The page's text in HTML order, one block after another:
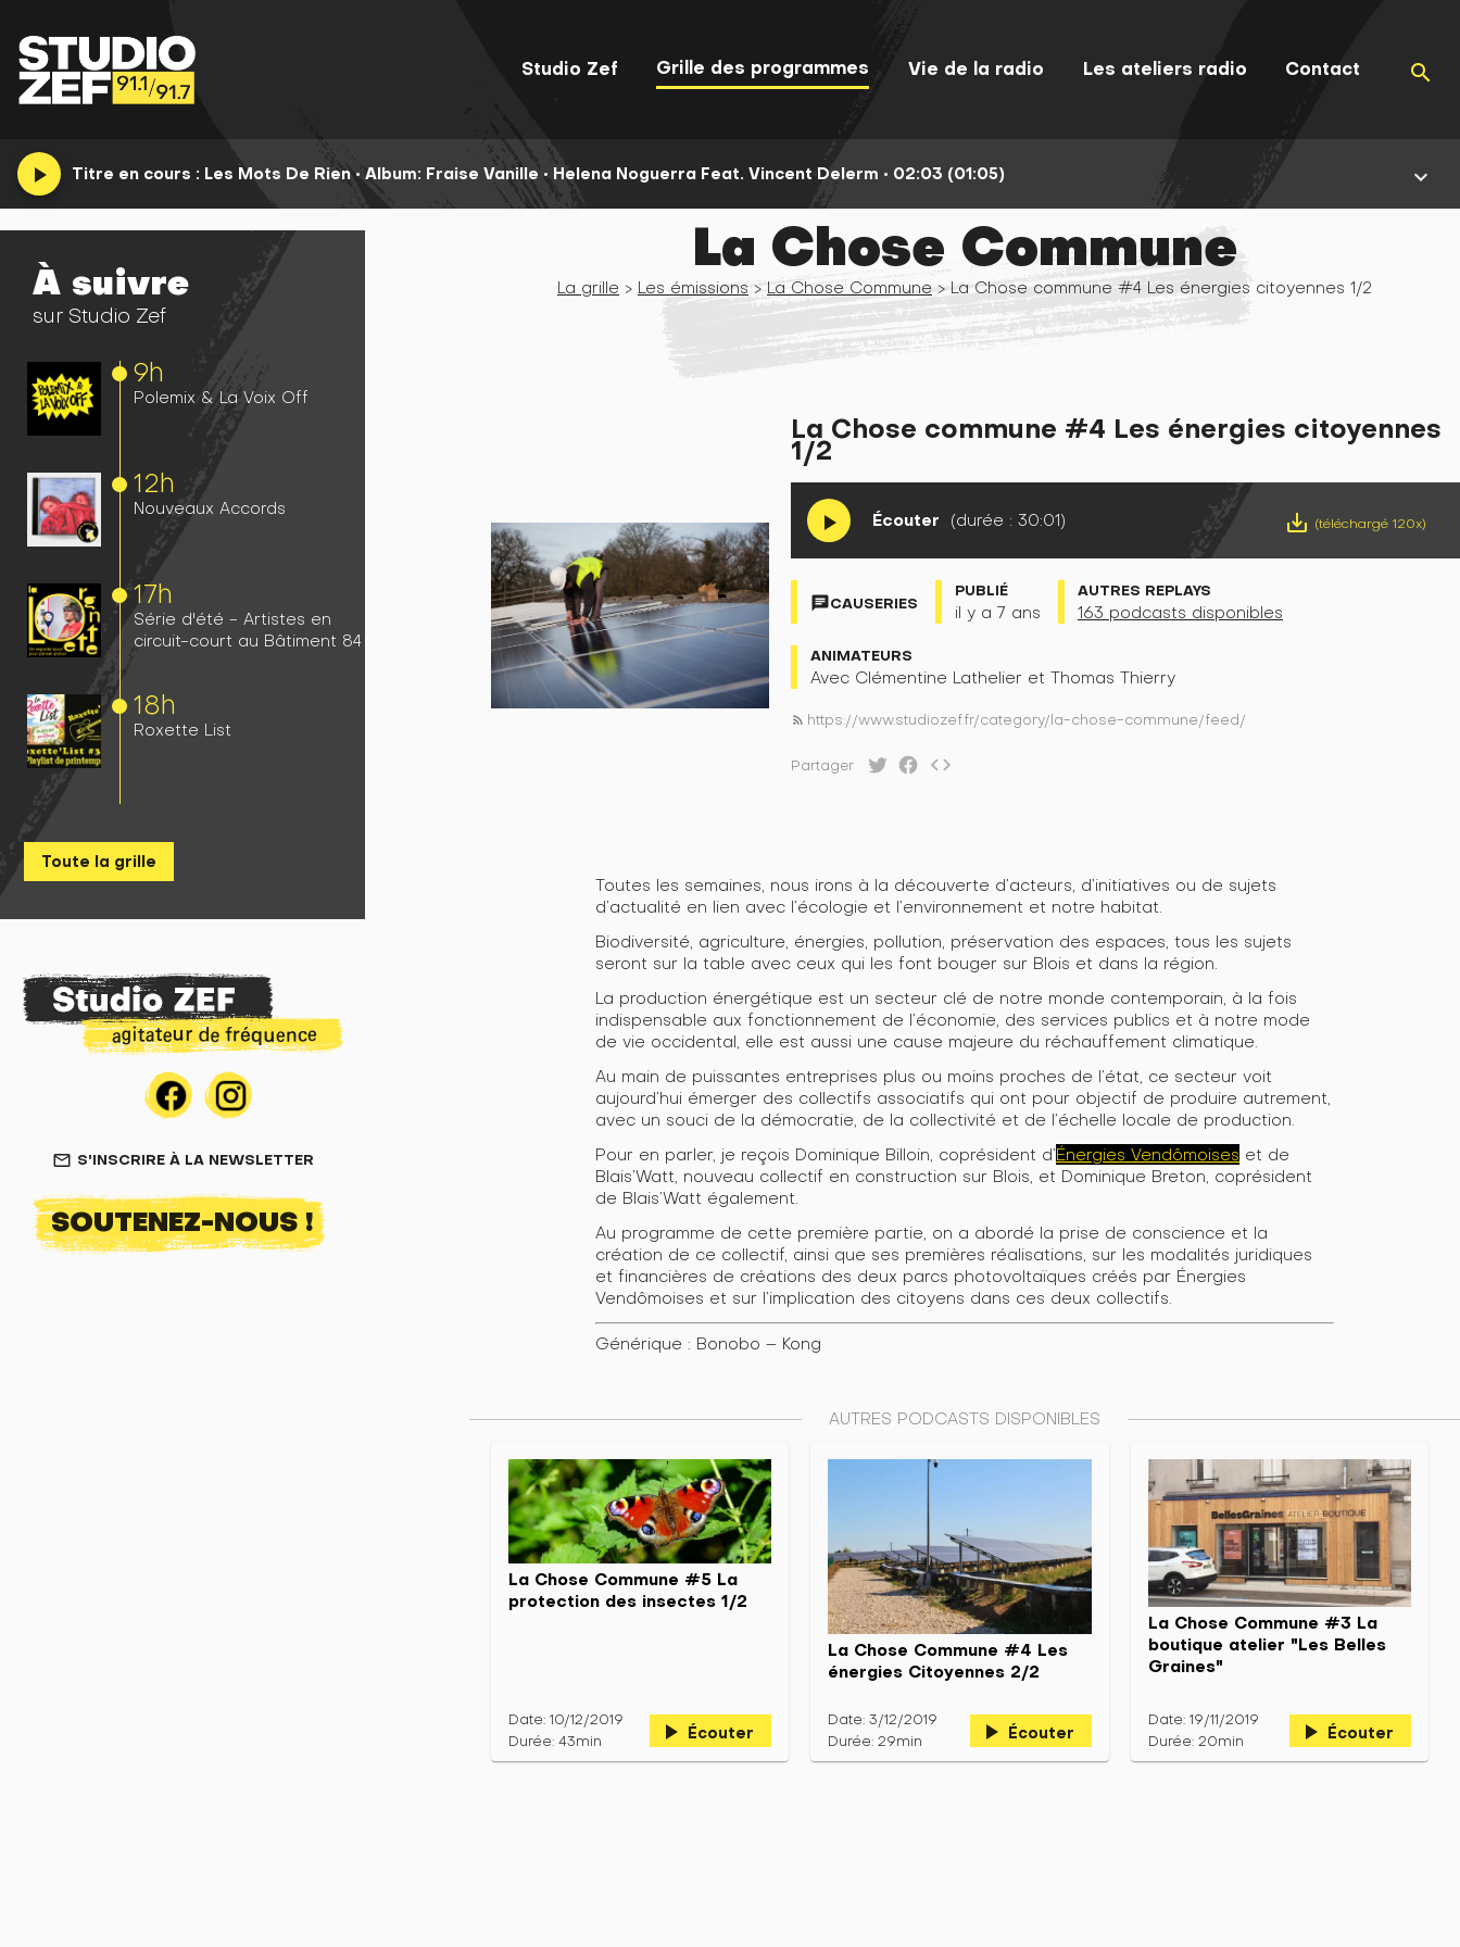
Studio Zef Grille des programmes Vie de la radio Les ateliers radio Contact search
play_arrow Titre en cours : Les Mots De Rien • Album: Fraise Vanille • Helena Noguerra Feat. Vincent Delerm • 02:03 (01:05) keyboard_arrow_down
À suivre
sur Studio Zef
9h
Polemix & La Voix Off
12h
Nouveaux Accords
17h
Série d'été - Artistes en
circuit-court au Bâtiment 84
18h
Roxette List
Toute la grille
mail_outline S'INSCRIRE À LA NEWSLETTER
SOUTENEZ-NOUS !
La Chose Commune
La grille > Les émissions > La Chose Commune > La Chose commune #4 Les énergies citoyennes 1/2
La Chose commune #4 Les énergies citoyennes
1/2
play_arrow Écouter (durée : 30:01) save_alt (téléchargé 120x)
chatCAUSERIES
PUBLIÉ
il y a 7 ans
AUTRES REPLAYS
163 podcasts disponibles
ANIMATEURS
Avec Clémentine Lathelier et Thomas Thierry
rss_feed https://www.studiozef.fr/category/la-chose-commune/feed/
Partager code
Toutes les semaines, nous irons à la découverte d’acteurs, d’initiatives ou de sujets
d’actualité en lien avec l’écologie et l’environnement et notre habitat.
Biodiversité, agriculture, énergies, pollution, préservation des espaces, tous les sujets
seront sur la table avec ceux qui les font bouger sur Blois et dans la région.
La production énergétique est un secteur clé de notre monde contemporain, à la fois
indispensable aux fonctionnement de l’économie, des services publics et à notre mode
de vie occidental, elle est aussi une cause majeure du réchauffement climatique.
Au main de puissantes entreprises plus ou moins proches de l’état, ce secteur voit
aujourd’hui émerger des collectifs associatifs qui ont pour objectif de produire autrement,
avec un souci de la démocratie, de la collectivité et de l’échelle locale de production.
Pour en parler, je reçois Dominique Billoin, coprésident d’Énergies Vendômoises et de
Blais’Watt, nouveau collectif en construction sur Blois, et Dominique Breton, coprésident
de Blais’Watt également.
Au programme de cette première partie, on a abordé la prise de conscience et la
création de ce collectif, ainsi que ses premières réalisations, sur les modalités juridiques
et financières de créations des deux parcs photovoltaïques créés par Énergies
Vendômoises et sur l’implication des citoyens dans ces deux collectifs.
Générique : Bonobo – Kong
AUTRES PODCASTS DISPONIBLES
La Chose Commune #5 La
protection des insectes 1/2
Date: 10/12/2019
Durée: 43min
play_arrow Écouter
La Chose Commune #4 Les
énergies Citoyennes 2/2
Date: 3/12/2019
Durée: 29min
play_arrow Écouter
La Chose Commune #3 La
boutique atelier "Les Belles
Graines"
Date: 19/11/2019
Durée: 20min
play_arrow Écouter